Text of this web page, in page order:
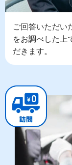
ご回答いただい
をお調べした上
だきます。